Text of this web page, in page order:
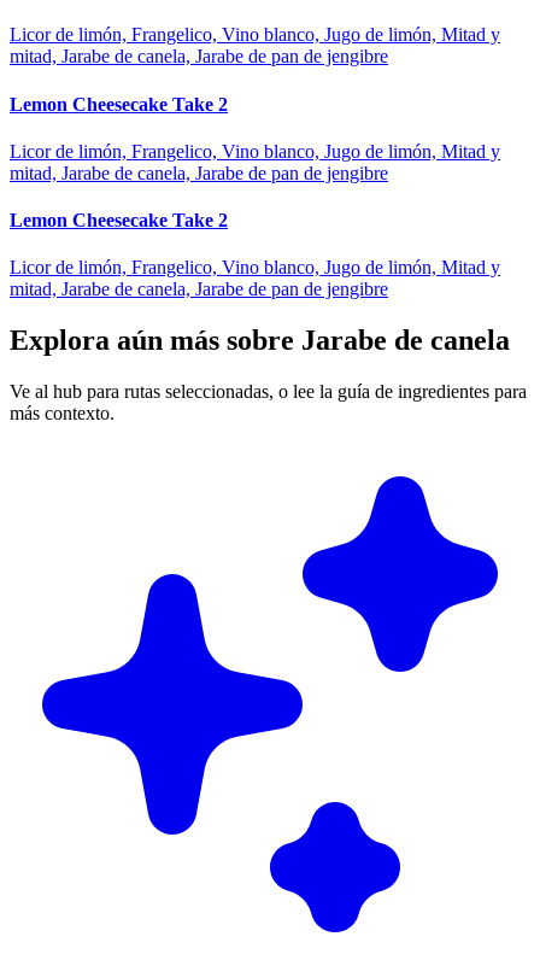
Licor de limón, Frangelico, Vino blanco, Jugo de limón, Mitad y
mitad, Jarabe de canela, Jarabe de pan de jengibre
Lemon Cheesecake Take 2
Licor de limón, Frangelico, Vino blanco, Jugo de limón, Mitad y
mitad, Jarabe de canela, Jarabe de pan de jengibre
Lemon Cheesecake Take 2
Licor de limón, Frangelico, Vino blanco, Jugo de limón, Mitad y
mitad, Jarabe de canela, Jarabe de pan de jengibre
Explora aún más sobre Jarabe de canela
Ve al hub para rutas seleccionadas, o lee la guía de ingredientes para
más contexto.